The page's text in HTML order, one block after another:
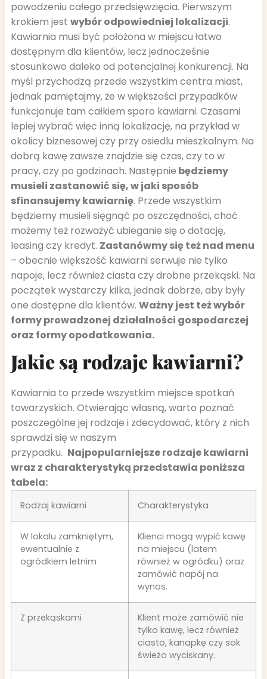
powodzeniu całego przedsięwzięcia. Pierwszym
krokiem jest wybór odpowiedniej lokalizacji.
Kawiarnia musi być położona w miejscu łatwo
dostępnym dla klientów, lecz jednocześnie
stosunkowo daleko od potencjalnej konkurencji. Na
myśl przychodzą przede wszystkim centra miast,
jednak pamiętajmy, że w większości przypadków
funkcjonuje tam całkiem sporo kawiarni. Czasami
lepiej wybrać więc inną lokalizację, na przykład w
okolicy biznesowej czy przy osiedlu mieszkalnym. Na
dobrą kawę zawsze znajdzie się czas, czy to w
pracy, czy po godzinach. Następnie będziemy
musieli zastanowić się, w jaki sposób
sfinansujemy kawiarnię. Przede wszystkim
będziemy musieli sięgnąć po oszczędności, choć
możemy też rozważyć ubieganie się o dotację,
leasing czy kredyt. Zastanówmy się też nad menu
– obecnie większość kawiarni serwuje nie tylko
napoje, lecz również ciasta czy drobne przekąski. Na
początek wystarczy kilka, jednak dobrze, aby były
one dostępne dla klientów. Ważny jest też wybór
formy prowadzonej działalności gospodarczej
oraz formy opodatkowania.
Jakie są rodzaje kawiarni?
Kawiarnia to przede wszystkim miejsce spotkań
towarzyskich. Otwierając własną, warto poznać
poszczególne jej rodzaje i zdecydować, który z nich
sprawdzi się w naszym
przypadku. Najpopularniejsze rodzaje kawiarni
wraz z charakterystyką przedstawia poniższa
tabela:
Rodzaj kawiarni Charakterystyka
W lokalu zamkniętym,
ewentualnie z
ogródkiem letnim
Klienci mogą wypić kawę
na miejscu (latem
również w ogródku) oraz
zamówić napój na
wynos.
Z przekąskami
Klient może zamówić nie
tylko kawę, lecz również
ciasto, kanapkę czy sok
świeżo wyciskany.